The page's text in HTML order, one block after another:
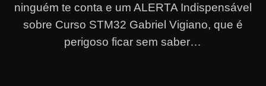
ninguém te conta e um ALERTA Indispensável
sobre Curso STM32 Gabriel Vigiano, que é
perigoso ficar sem saber…